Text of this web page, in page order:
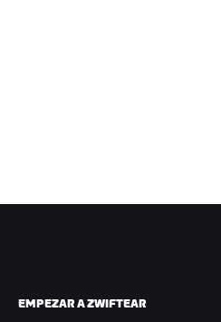
EMPEZAR A ZWIFTEAR